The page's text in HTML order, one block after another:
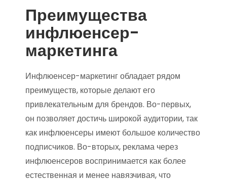
Преимущества
инфлюенсер-
маркетинга
Инфлюенсер-маркетинг обладает рядом
преимуществ, которые делают его
привлекательным для брендов. Во-первых,
он позволяет достичь широкой аудитории, так
как инфлюенсеры имеют большое количество
подписчиков. Во-вторых, реклама через
инфлюенсеров воспринимается как более
естественная и менее навязчивая, что